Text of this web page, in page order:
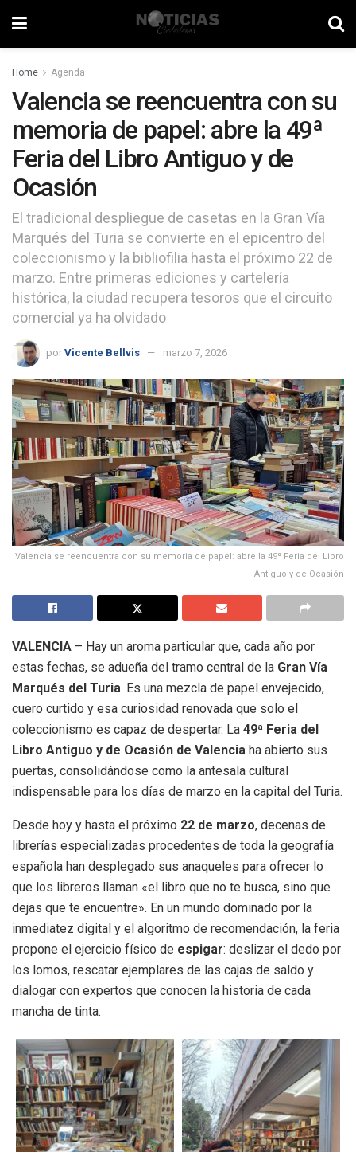
Home Agenda
Valencia se reencuentra con su
memoria de papel: abre la 49ª
Feria del Libro Antiguo y de
Ocasión
El tradicional despliegue de casetas en la Gran Vía
Marqués del Turia se convierte en el epicentro del
coleccionismo y la bibliofilia hasta el próximo 22 de
marzo. Entre primeras ediciones y cartelería
histórica, la ciudad recupera tesoros que el circuito
comercial ya ha olvidado
por Vicente Bellvis marzo 7, 2026
Valencia se reencuentra con su memoria de papel: abre la 49ª Feria del Libro
Antiguo y de Ocasión
VALENCIA – Hay un aroma particular que, cada año por
estas fechas, se adueña del tramo central de la Gran Vía
Marqués del Turia. Es una mezcla de papel envejecido,
cuero curtido y esa curiosidad renovada que solo el
coleccionismo es capaz de despertar. La 49ª Feria del
Libro Antiguo y de Ocasión de Valencia ha abierto sus
puertas, consolidándose como la antesala cultural
indispensable para los días de marzo en la capital del Turia.
Desde hoy y hasta el próximo 22 de marzo, decenas de
librerías especializadas procedentes de toda la geografía
española han desplegado sus anaqueles para ofrecer lo
que los libreros llaman «el libro que no te busca, sino que
dejas que te encuentre». En un mundo dominado por la
inmediatez digital y el algoritmo de recomendación, la feria
propone el ejercicio físico de espigar: deslizar el dedo por
los lomos, rescatar ejemplares de las cajas de saldo y
dialogar con expertos que conocen la historia de cada
mancha de tinta.